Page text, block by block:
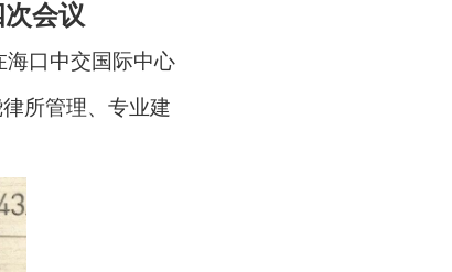
会议
海口中交国际中心
所管理、专业建